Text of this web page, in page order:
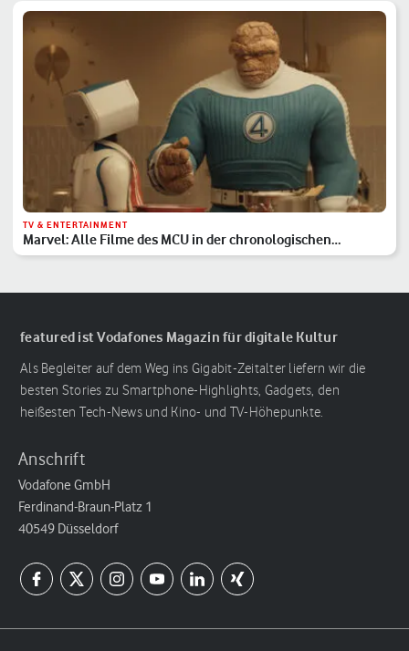
TV & ENTERTAINMENT
Marvel: Alle Filme des MCU in der chronologischen
Reihenfolge
featured ist Vodafones Magazin für digitale Kultur
Als Begleiter auf dem Weg ins Gigabit-Zeitalter liefern wir die
besten Stories zu Smartphone-Highlights, Gadgets, den
heißesten Tech-News und Kino- und TV-Höhepunkte.
Anschrift
Vodafone GmbH
Ferdinand-Braun-Platz 1
40549 Düsseldorf